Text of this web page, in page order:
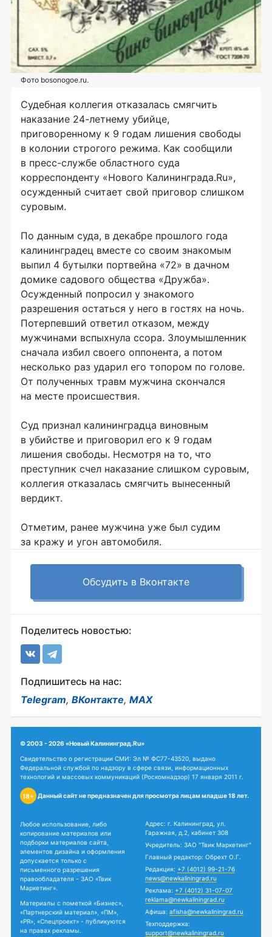
Фото bosonogoe.ru.
Судебная коллегия отказалась смягчить
наказание 24-летнему убийце,
приговоренному к 9 годам лишения свободы
в колонии строгого режима. Как сообщили
в пресс-службе областного суда
корреспонденту «Нового Калининграда.Ru»,
осужденный считает свой приговор слишком
суровым.
По данным суда, в декабре прошлого года
калининградец вместе со своим знакомым
выпил 4 бутылки портвейна «72» в дачном
домике садового общества «Дружба».
Осужденный попросил у знакомого
разрешения остаться у него в гостях на ночь.
Потерпевший ответил отказом, между
мужчинами вспыхнула ссора. Злоумышленник
сначала избил своего оппонента, а потом
несколько раз ударил его топором по голове.
От полученных травм мужчина скончался
на месте происшествия.
Суд признал калининградца виновным
в убийстве и приговорил его к 9 годам
лишения свободы. Несмотря на то, что
преступник счел наказание слишком суровым,
коллегия отказалась смягчить вынесенный
вердикт.
Отметим, ранее мужчина уже был судим
за кражу и угон автомобиля.
Обсудить в Вконтакте
Поделитесь новостью:
Подпишитесь на нас:
Telegram, ВКонтакте, MAX
© 2003 - 2026 «Новый Калининград.Ru»
Свидетельство о регистрации СМИ: Эл № ФС77-43520, выдано
Федеральной службой по надзору в сфере связи, информационных
технологий и массовых коммуникаций (Роскомнадзор) 17 января 2011 г.
18+ Данный сайт не предназначен для просмотра лицам младше 18 лет.
Любое использование, либо
копирование материалов или
подборки материалов сайта,
элементов дизайна и оформления
допускается только с
письменного разрешения
правообладателя - ЗАО «Твик
Маркетинг».
Материалы с пометкой «Бизнес»,
«Партнерский материал», «ПМ»,
«PR», «Спецпроект» - публикуются
на правах рекламы.
Адрес: г. Калининград, ул.
Гаражная, д.2, кабинет 308
Учредитель: ЗАО "Твик Маркетинг"
Главный редактор: Обрехт О.Г.
Редакция: +7 (4012) 99-21-76
news@newkaliningrad.ru
Реклама: +7 (4012) 31-07-07
reklama@newkaliningrad.ru
Афиша: afisha@newkaliningrad.ru
Техподдержка:
support@newkaliningrad.ru